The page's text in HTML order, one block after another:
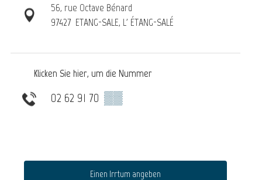
56, rue Octave Bénard
97427 ETANG-SALE, L' ÉTANG-SALÉ
Klicken Sie hier, um die Nummer
02 62 91 70 ▒▒
Einen Irrtum angeben